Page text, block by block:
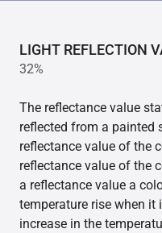
LIGHT REFLECTION
32%
The reflectance value
reflected from a painted
reflectance value of the
reflectance value of the
a reflectance value a
temperature rise when it
increase in the